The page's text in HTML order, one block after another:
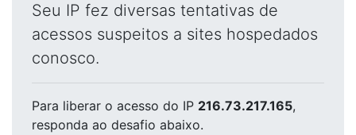
Seu IP fez diversas tentativas de
acessos suspeitos a sites hospedados
conosco.
Para liberar o acesso do IP 216.73.217.165,
responda ao desafio abaixo.